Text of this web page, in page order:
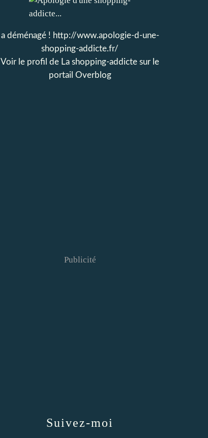
a déménagé ! http://www.apologie-d-une-
shopping-addicte.fr/
Voir le profil de La shopping-addicte sur le
portail Overblog
Suivez-moi
Publicité